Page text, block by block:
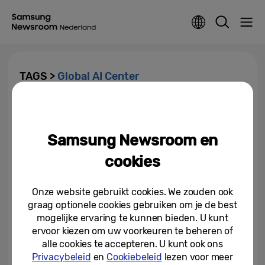
TAGS > Global AI Center
13-11-2018
Samsung Newsroom en
cookies
Onze website gebruikt cookies. We zouden ook
graag optionele cookies gebruiken om je de best
mogelijke ervaring te kunnen bieden. U kunt
ervoor kiezen om uw voorkeuren te beheren of
alle cookies te accepteren. U kunt ook ons
Privacybeleid en Cookiebeleid lezen voor meer